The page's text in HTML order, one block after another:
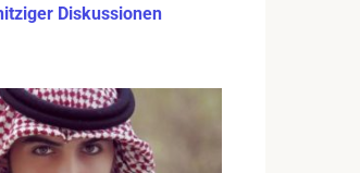
Diskussionen